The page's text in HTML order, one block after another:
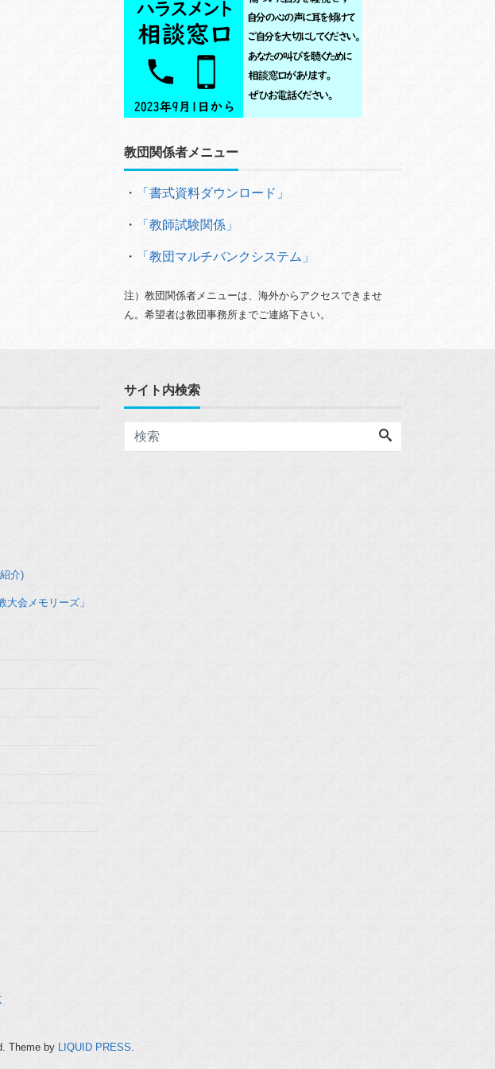
教団関係者メニュー
・ 「書式資料ダウンロード」
・ 「教師試験関係」
・ 「教団マルチバンクシステム」
注）教団関係者メニューは、海外からアクセスできませ
ん。希望者は教団事務所までご連絡下さい。
介)
大会メモリーズ」
サイト内検索
Theme by LIQUID PRESS